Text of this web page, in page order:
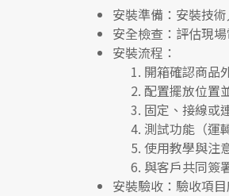
安裝準備 ：安裝技
安全檢查 ：評估現
安裝流程 ：
開箱確認商品
配置擺放位置
固定、接線或
測試功能（運
使用教學與注
與客戶共同簽
安裝驗收 ：驗收項